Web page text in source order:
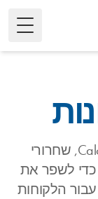
Menu
כל החדשות האחרונות של Calcumate, שחרורי
כדי לשפר את
הלקוחות